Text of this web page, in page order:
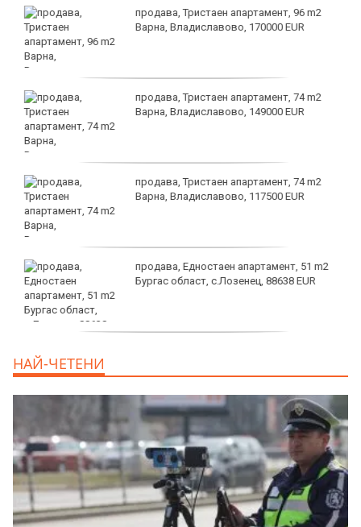
продава, Тристаен апартамент, 96 m2
Варна, Владиславово, 170000 EUR
продава, Тристаен апартамент, 74 m2
Варна, Владиславово, 149000 EUR
продава, Тристаен апартамент, 74 m2
Варна, Владиславово, 117500 EUR
продава, Едностаен апартамент, 51 m2
Бургас област, с.Лозенец, 88638 EUR
EUR
НАЙ-ЧЕТЕНИ